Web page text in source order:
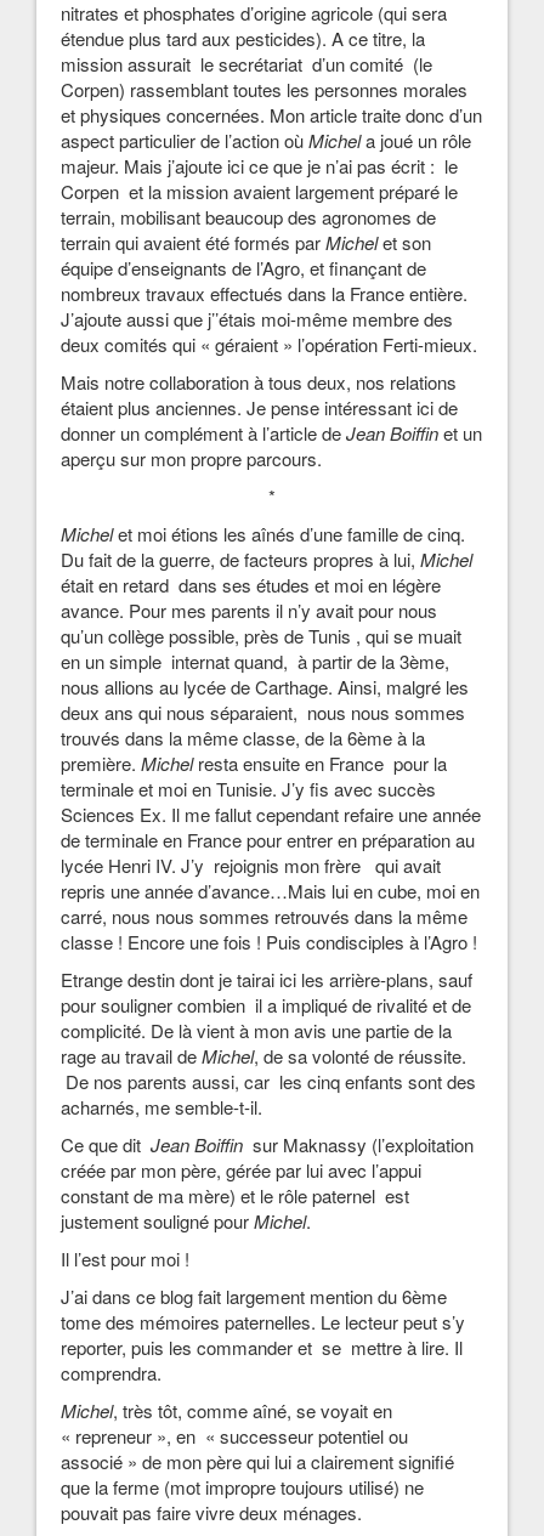
nitrates et phosphates d’origine agricole (qui sera
étendue plus tard aux pesticides). A ce titre, la
mission assurait le secrétariat d’un comité (le
Corpen) rassemblant toutes les personnes morales
et physiques concernées. Mon article traite donc d’un
aspect particulier de l’action oùMichela joué un rôle
majeur. Mais j’ajoute ici ce que je n’ai pas écrit : le
Corpen et la mission avaient largement préparé le
terrain, mobilisant beaucoup des agronomes de
terrain qui avaient été formés parMichelet son
équipe d’enseignants de l’Agro, et finançant de
nombreux travaux effectués dans la France entière.
J’ajoute aussi que j’’étais moi-même membre des
deux comités qui « géraient » l’opération Ferti-mieux.
Mais notre collaboration à tous deux, nos relations
étaient plus anciennes. Je pense intéressant ici de
donner un complément à l’article deJean Boiffinet un
aperçu sur mon propre parcours.
*
Michelet moi étions les aînés d’une famille de cinq.
Du fait de la guerre, de facteurs propres à lui, Michel
était en retard dans ses études et moi en légère
avance. Pour mes parents il n’y avait pour nous
qu’un collège possible, près de Tunis , qui se muait
en un simple internat quand, à partir de la 3ème,
nous allions au lycée de Carthage. Ainsi, malgré les
deux ans qui nous séparaient, nous nous sommes
trouvés dans la même classe, de la 6ème à la
première. Michelresta ensuite en France pour la
terminale et moi en Tunisie. J’y fis avec succès
Sciences Ex. Il me fallut cependant refaire une année
de terminale en France pour entrer en préparation au
lycée Henri IV. J’y rejoignis mon frère qui avait
repris une année d’avance…Mais lui en cube, moi en
carré, nous nous sommes retrouvés dans la même
classe ! Encore une fois ! Puis condisciples à l’Agro !
Etrange destin dont je tairai ici les arrière-plans, sauf
pour souligner combien il a impliqué de rivalité et de
complicité. De là vient à mon avis une partie de la
rage au travail deMichel, de sa volonté de réussite.
De nos parents aussi, car les cinq enfants sont des
acharnés, me semble-t-il.
Ce que dit Jean Boiffin sur Maknassy (l’exploitation
créée par mon père, gérée par lui avec l’appui
constant de ma mère) et le rôle paternel est
justement souligné pourMichel.
Il l’est pour moi !
J’ai dans ce blog fait largement mention du 6ème
tome des mémoires paternelles. Le lecteur peut s’y
reporter, puis les commander et se mettre à lire. Il
comprendra.
Michel, très tôt, comme aîné, se voyait en
« repreneur », en « successeur potentiel ou
associé » de mon père qui lui a clairement signifié
que la ferme (mot impropre toujours utilisé) ne
pouvait pas faire vivre deux ménages.